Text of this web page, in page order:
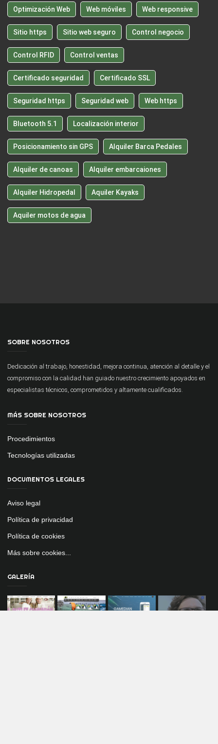
Optimización Web Web móviles Web responsive
Sitio https Sitio web seguro Control negocio
Control RFID Control ventas
Certificado seguridad Certificado SSL
Seguridad https Seguridad web Web https
Bluetooth 5.1 Localización interior
Posicionamiento sin GPS Alquiler Barca Pedales
Alquiler de canoas Alquiler embarcaiones
Alquiler Hidropedal Aquiler Kayaks
Aquiler motos de agua
SOBRE NOSOTROS
Dedicación al trabajo, honestidad, mejora continua, atención al detalle y el
compromiso con la calidad han guiado nuestro crecimiento apoyados en
especialistas técnicos, comprometidos y altamente cualificados.
MÁS SOBRE NOSOTROS
Procedimientos
Tecnologías utilizadas
DOCUMENTOS LEGALES
Aviso legal
Política de privacidad
Política de cookies
Más sobre cookies...
GALERÍA